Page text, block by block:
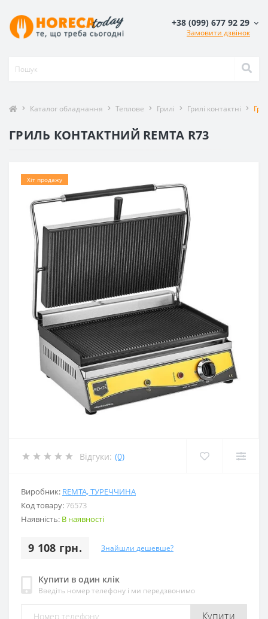
+38 (099) 677 92 29
Замовити дзвінок
Каталог обладнання Теплове Грилі Грилі контактні
ГРИЛЬ КОНТАКТНИЙ REMTA R73
Хіт продажу
Відгуки: (0)
Виробник: REMTA, ТУРЕЧЧИНА
Код товару:76573
Наявність: В наявності
9 108 грн. Знайшли дешевше?
Купити в один клік
Введіть номер телефону і ми передзвонимо
Купити